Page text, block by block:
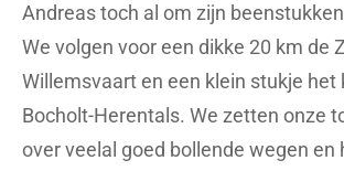
Andreas toch al om zijn
We volgen voor een dikke 20 km de
Willemsvaart en een klein stukje het
Bocholt-Herentals. We zetten onze
over veelal goed bollende wegen en